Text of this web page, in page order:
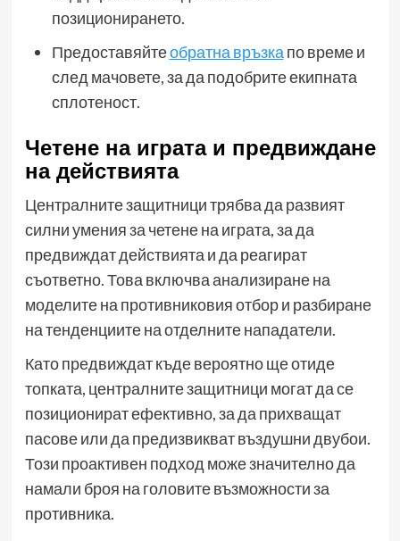
позиционирането.
Предоставяйтеобратна връзка по време и
след мачовете, за да подобрите екипната
сплотеност.
Четене на играта и предвиждане
на действията
Централните защитници трябва да развият
силни умения за четене на играта, за да
предвиждат действията и да реагират
съответно. Това включва анализиране на
моделите на противниковия отбор и разбиране
на тенденциите на отделните нападатели.
Като предвиждат къде вероятно ще отиде
топката, централните защитници могат да се
позиционират ефективно, за да прихващат
пасове или да предизвикват въздушни двубои.
Този проактивен подход може значително да
намали броя на головите възможности за
противника.